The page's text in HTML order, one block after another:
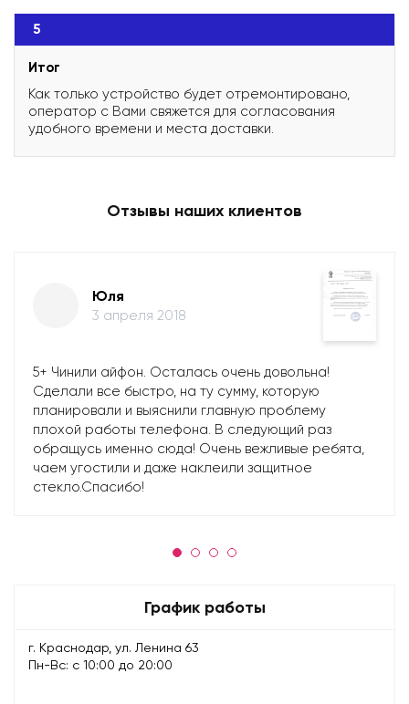
5
Итог
Как только устройство будет отремонтировано,
оператор с Вами свяжется для согласования
удобного времени и места доставки.
Отзывы наших клиентов
Юля
3 апреля 2018
5+ Чинили айфон. Осталась очень довольна!
Сделали все быстро, на ту сумму, которую
планировали и выяснили главную проблему
плохой работы телефона. В следующий раз
обращусь именно сюда! Очень вежливые ребята,
чаем угостили и даже наклеили защитное
стекло.Спасибо!
График работы
г. Краснодар, ул. Ленина 63
Пн-Вс: с 10:00 до 20:00